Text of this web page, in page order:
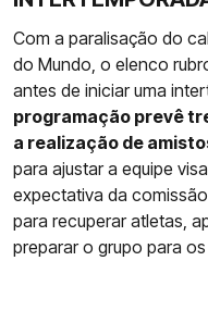
Com a paralisação do
do Mundo, o elenco
antes de iniciar uma
programação prevê
a realização de
para ajustar a equipe
expectativa da
para recuperar atletas,
preparar o grupo para